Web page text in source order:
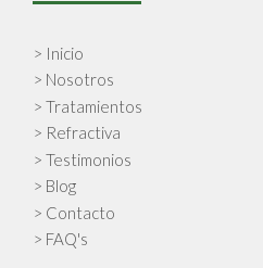
> Inicio
> Nosotros
> Tratamientos
> Refractiva
> Testimonios
> Blog
> Contacto
> FAQ's